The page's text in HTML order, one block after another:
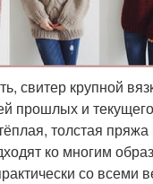
свитер крупной
прошлых и
толстая
ко многим
со всеми